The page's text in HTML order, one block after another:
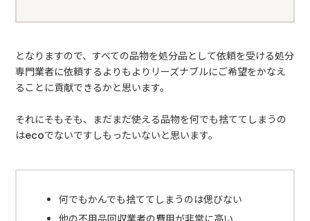
となりますので、すべての品物を処分品として依頼を受ける処分
専門業者に依頼するよりもよりリーズナブルにご希望をかなえ
ることに貢献できるかと思います。
それにそもそも、まだまだ使える品物を何でも捨ててしまうの
はecoでないですしもったいないと思います。
何でもかんでも捨ててしまうのは偲びない